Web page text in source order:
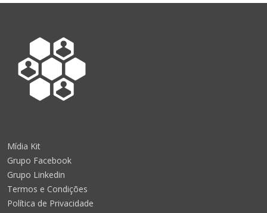
Mídia Kit
Grupo Facebook
Grupo Linkedin
Termos e Condições
Política de Privacidade